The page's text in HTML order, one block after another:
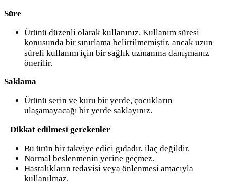
Süre
Ürünü düzenli olarak kullanınız. Kullanım süresi
konusunda bir sınırlama belirtilmemiştir, ancak uzun
süreli kullanım için bir sağlık uzmanına danışmanız
önerilir.
Saklama
Ürünü serin ve kuru bir yerde, çocukların
ulaşamayacağı bir yerde saklayınız.
Dikkat edilmesi gerekenler
Bu ürün bir takviye edici gıdadır, ilaç değildir.
Normal beslenmenin yerine geçmez.
Hastalıkların tedavisi veya önlenmesi amacıyla
kullanılmaz.